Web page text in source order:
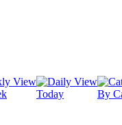
Today By